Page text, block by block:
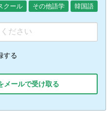
クール その他語学 韓国語
する
メールで受け取る